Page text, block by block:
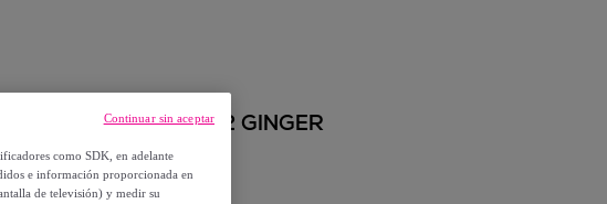
Peinado - 600 g/m2 GINGER
como SDK, en adelante
e información proporcionada en
de televisión) y medir su
Continuar sin aceptar